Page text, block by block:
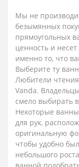
Мы не
безымянных
прямоугольных
ценность и
именно то, что
Выберите ту
Любители
Vanda.
смело выбирать
Некоторые
для рук,
оригинальную
чтобы удобно
небольшого